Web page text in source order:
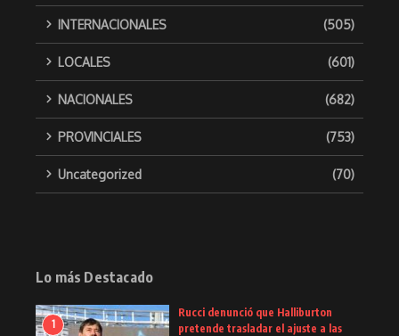
INTERNACIONALES (505)
LOCALES (601)
NACIONALES (682)
PROVINCIALES (753)
Uncategorized (70)
Lo más Destacado
1
Rucci denunció que Halliburton
pretende trasladar el ajuste a las